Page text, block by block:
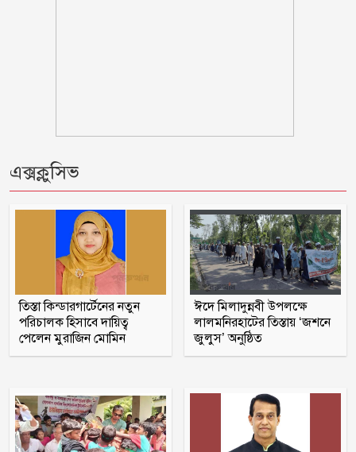
দলটাকেই খেয়ে ফেলবেন: বিএনপির এমপি
প্রতিবন্ধী কর্মীর স্ত্রীর সঙ্গে সম্পর্ক, দল থেকে
বহিষ্কার জামায়াত নেতা
চট্টগ্রামে সাবেক শিক্ষামন্ত্রী নওফেলের
বাসভবনে আগুন
আরব
মাদক কারবারির বাড়িতে ঢোকার আগে
নিজেদেরই দেহ তল্লাশি, ব্যাখ্যা দিল পুলিশ
এক্সক্লুসিভ
তিস্তা কিন্ডারগার্টেনের নতুন
পরিচালক হিসাবে দায়িত্ব
পেলেন মুরাজিন মোমিন
ঈদে মিলাদুন্নবী উপলক্ষে
লালমনিরহাটের তিস্তায় ‘জশনে
জুলুস’ অনুষ্ঠিত